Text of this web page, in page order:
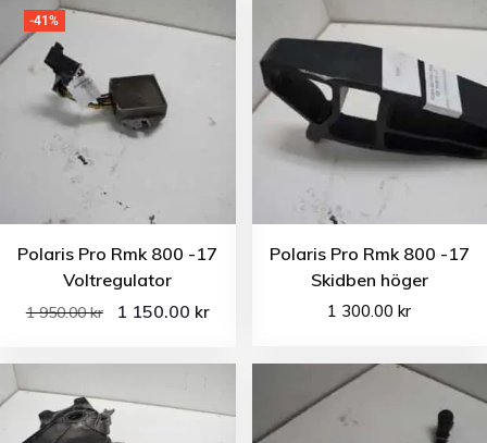
-41%
Polaris Pro Rmk 800 -17
Voltregulator
1 950.00kr 1 150.00 kr
Polaris Pro Rmk 800 -17
Skidben höger
1 300.00kr